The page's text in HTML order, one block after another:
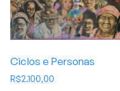
Ciclos e Personas
R$2.100,00